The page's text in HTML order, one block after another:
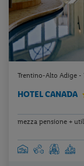
Trentino-Alto Adige -
HOTEL CANADA
mezza pensione +